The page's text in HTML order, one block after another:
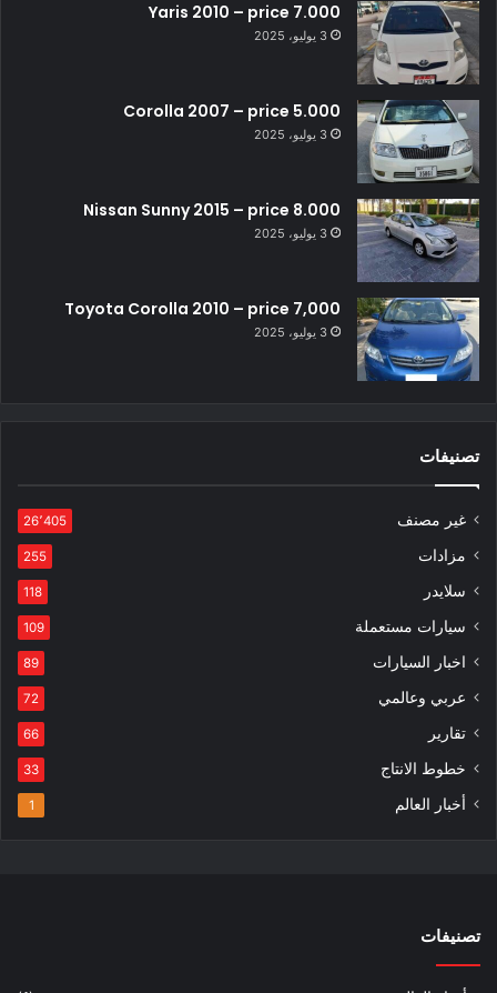
Yaris 2010 – price 7.000
3 يوليو، 2025
Corolla 2007 – price 5.000
3 يوليو، 2025
Nissan Sunny 2015 – price 8.000
3 يوليو، 2025
Toyota Corolla 2010 – price 7,000
3 يوليو، 2025
تصنيفات
غير مصنف 26٬405
مزادات 255
سلايدر 118
سيارات مستعملة 109
اخبار السيارات 89
عربي وعالمي 72
تقارير 66
خطوط الانتاج 33
أخبار العالم 1
تصنيفات